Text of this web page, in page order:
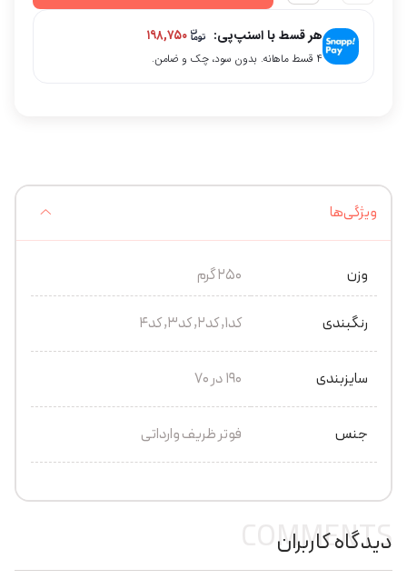
هر قسط با اسنپ‌پی:
۴ قسط ماهانه. بدون سود، چک و ضامن.
ویژگی‌ها
وزن 250 گرم
رنگبندی کد1, کد2, کد3, کد4
سایزبندی 190 در 70
جنس فوتر ظریف وارداتی
دیدگاه کاربران
COMMENTS